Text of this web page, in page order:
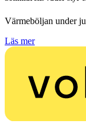
Värmeböljan under
Läs mer